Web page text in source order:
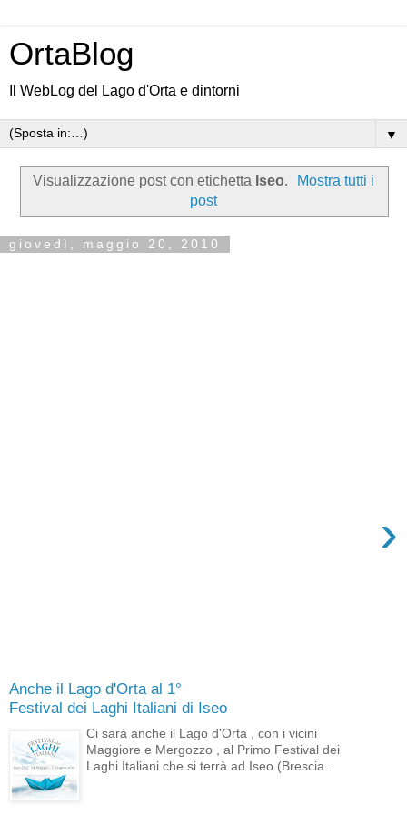
OrtaBlog
Il WebLog del Lago d'Orta e dintorni
▼
Visualizzazione post con etichetta Iseo.
Mostra tutti i
post
giovedì, maggio 20, 2010
Anche il Lago d'Orta al 1°
Festival dei Laghi Italiani di Iseo
›
Ci sarà anche il Lago d'Orta , con i vicini
Maggiore e Mergozzo , al Primo Festival dei
Laghi Italiani che si terrà ad Iseo (Brescia...